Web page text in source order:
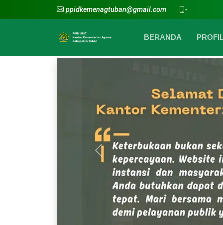
ppidkemenagtuban@gmail.com -
BERANDA